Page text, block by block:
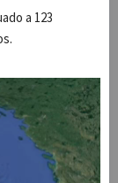
a 123